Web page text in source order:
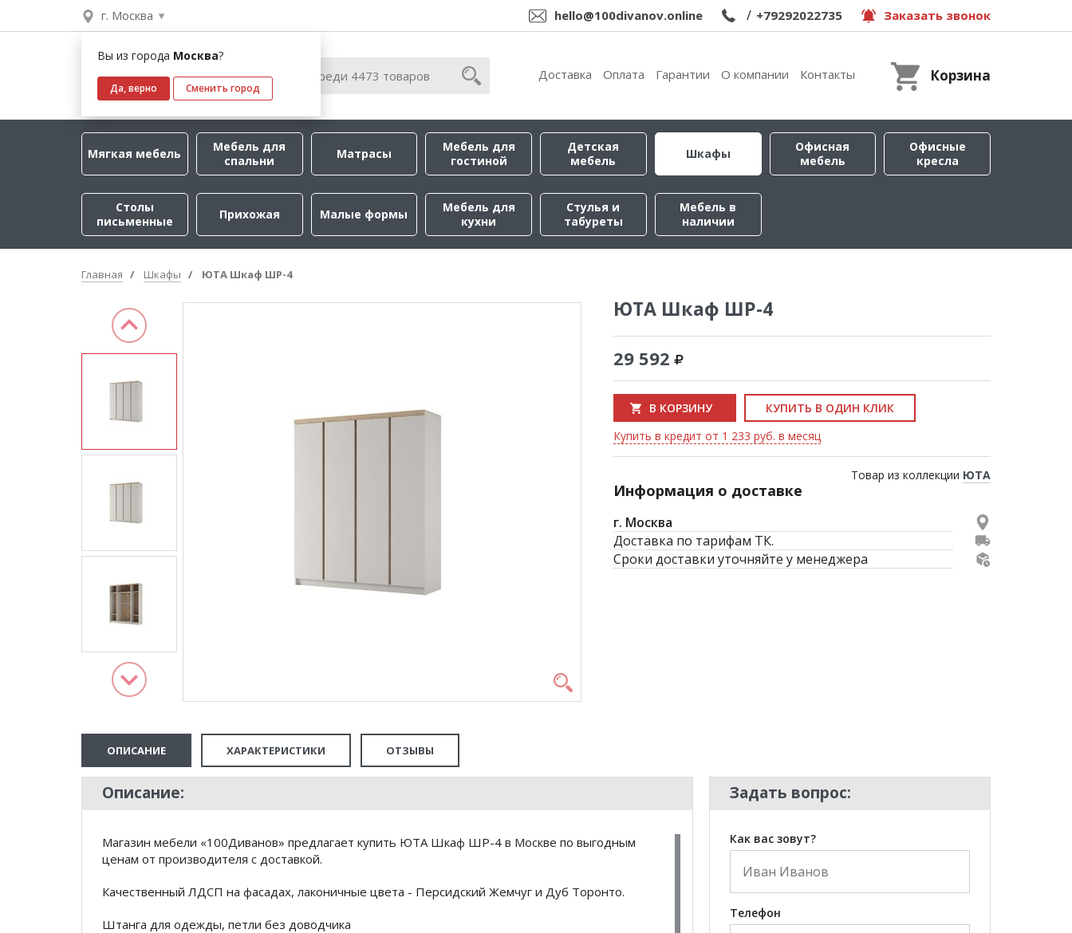
г. Москва
Вы из города Москва?
Да, верно Сменить город
hello@100divanov.online / +79292022735 Заказать звонок
Доставка Оплата Гарантии О компании Контакты Корзина
Мягкая мебель
Мебель для
спальни
Матрасы
Мебель для
гостиной
Детская
мебель
Шкафы
Офисная
мебель
Офисные
кресла
Столы
письменные
Прихожая Малые формы
Мебель для
кухни
Стулья и
табуреты
Мебель в
наличии
Главная Шкафы ЮТА Шкаф ШР-4
ЮТА Шкаф ШР-4
29 592
В КОРЗИНУ
КУПИТЬ В ОДИН КЛИК
Купить в кредит от 1 233 руб. в месяц
Товар из коллекции ЮТА
Информация о доставке
г. Москва
Доставка по тарифам ТК.
Сроки доставки уточняйте у менеджера
ОПИСАНИЕ ХАРАКТЕРИСТИКИ ОТЗЫВЫ
Описание:
Магазин мебели «100Диванов» предлагает купить ЮТА Шкаф ШР-4 в Москве по выгодным
ценам от производителя с доставкой.
Качественный ЛДСП на фасадах, лаконичные цвета - Персидский Жемчуг и Дуб Торонто.
Штанга для одежды, петли без доводчика
Задать вопрос:
Как вас зовут?
Телефон